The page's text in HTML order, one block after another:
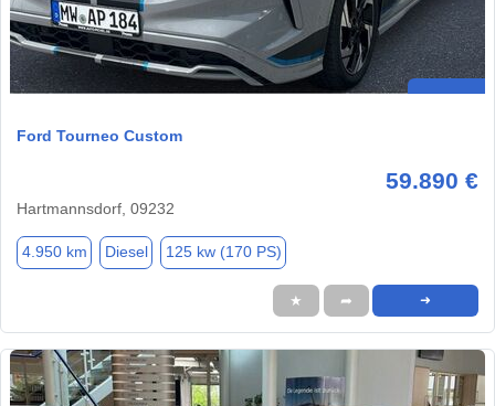
Ford Tourneo Custom
59.890 €
Hartmannsdorf, 09232
4.950 km Diesel 125 kw (170 PS)
★ ➦ ➜